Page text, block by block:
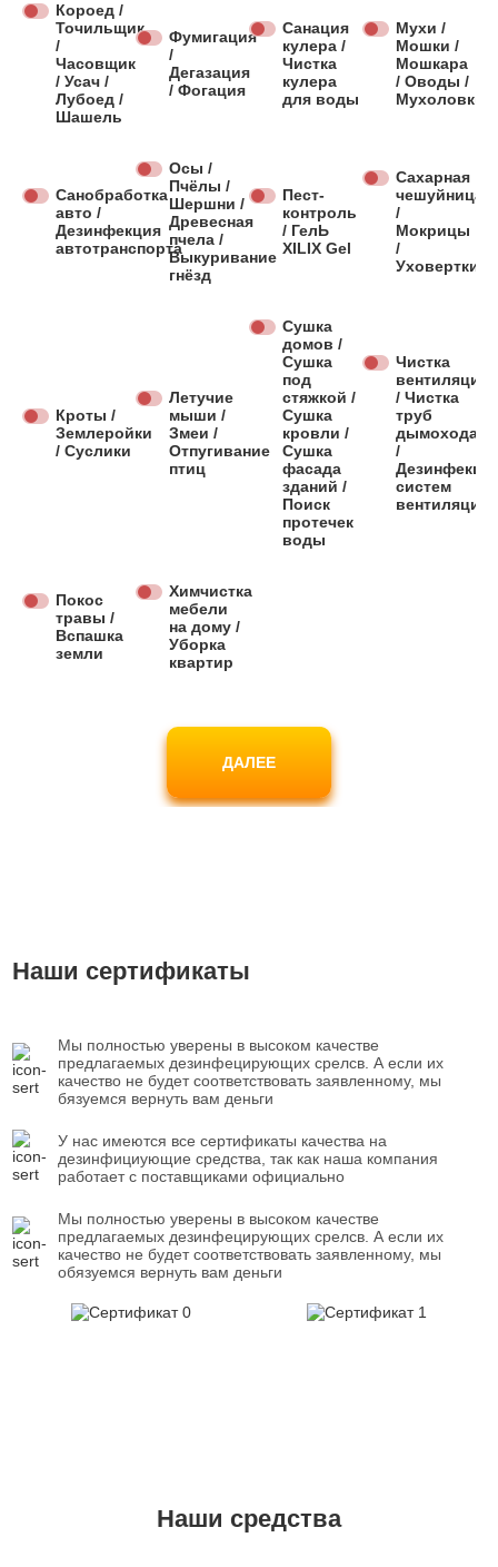
Короед /
Точильщик
/
Часовщик
/ Усач /
Лубоед /
Шашель
Фумигация
/
Дегазация
/ Фогация
Санация
кулера /
Чистка
кулера
для воды
Мухи /
Мошки /
Мошкара
/ Оводы /
Мухоловки
Санобработка
авто /
Дезинфекция
автотранспорта
Осы /
Пчёлы /
Шершни /
Древесная
пчела /
Выкуривание
гнёзд
Пест-
контроль
/ ГелЬ
XILIX Gel
Сахарная
чешуйница
/
Мокрицы
/
Уховертки
Кроты /
Землеройки
/ Суслики
Летучие
мыши /
Змеи /
Отпугивание
птиц
Сушка
домов /
Сушка
под
стяжкой /
Сушка
кровли /
Сушка
фасада
зданий /
Поиск
протечек
воды
Чистка
вентиляции
/ Чистка
труб
дымохода
/
систем
вентиляции
Покос
травы /
Вспашка
земли
Химчистка
мебели
на дому /
Уборка
квартир
ДАЛЕЕ
Наши сертификаты
Мы полностью уверены в высоком качестве
предлагаемых дезинфецирующих срелсв. А если их
качество не будет соответствовать заявленному, мы
бязуемся вернуть вам деньги
У нас имеются все сертификаты качества на
дезинфициующие средства, так как наша компания
работает с поставщиками официально
Мы полностью уверены в высоком качестве
предлагаемых дезинфецирующих срелсв. А если их
качество не будет соответствовать заявленному, мы
обязуемся вернуть вам деньги
Наши средства